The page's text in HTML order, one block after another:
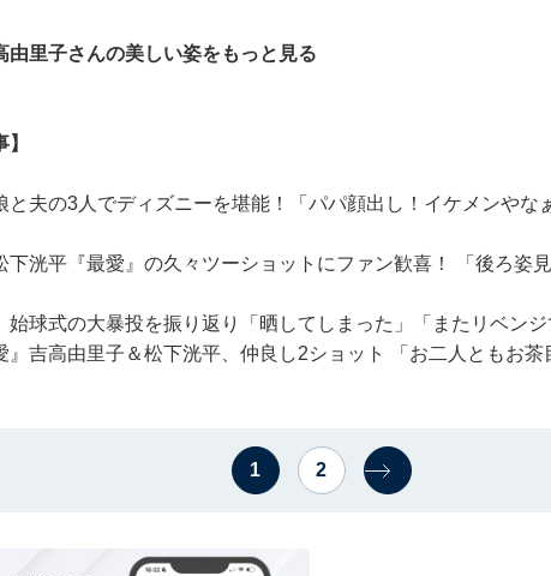
由里子さんの美しい姿をもっと見る
と夫の3人でディズニーを堪能！「パパ顔出し！イケメンやな
下洸平『最愛』の久々ツーショットにファン歓喜！ 「後ろ姿
始球式の大暴投を振り返り「晒してしまった」「またリベンジ
』吉高由里子＆松下洸平、仲良し2ショット 「お二人ともお茶
1 2